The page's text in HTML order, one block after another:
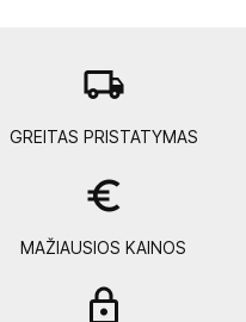
local_shipping
GREITAS PRISTATYMAS
euro_symbol
MAŽIAUSIOS KAINOS